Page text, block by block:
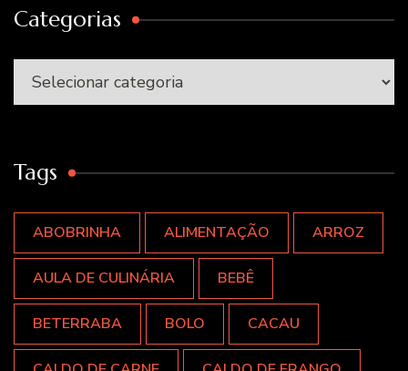
Categorias
Categorias
Tags
ABOBRINHA ALIMENTAÇÃO ARROZ
AULA DE CULINÁRIA BEBÊ
BETERRABA BOLO CACAU